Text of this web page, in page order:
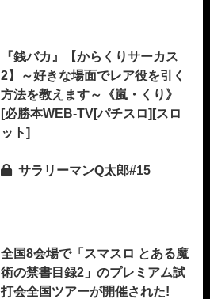
『銭バカ』【からくりサーカス
2】～好きな場面でレア役を引く
方法を教えます～《嵐・くり》
[必勝本WEB-TV[パチスロ][スロ
ット]
サラリーマンQ太郎#15
全国8会場で「スマスロ とある魔
術の禁書目録2」のプレミアム試
打会全国ツアーが開催された!